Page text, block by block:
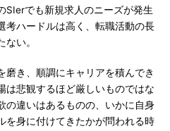
SIerでも新規求人のニーズが発生
考ハードルは高く、転職活動の長
い。
き、順調にキャリアを積んでき
は悲観するほど厳しいものではな
の違いはあるものの、いかに自身
を身に付けてきたかが問われる時